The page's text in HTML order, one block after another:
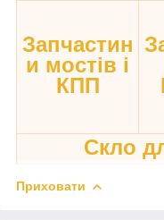
Запчастин
и мостів і
КПП
Скло
Приховати